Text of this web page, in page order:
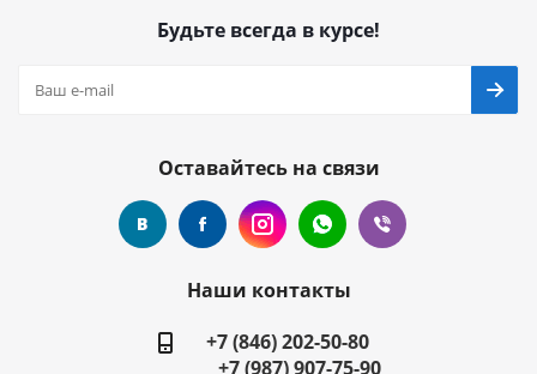
Будьте всегда в курсе!
Оставайтесь на связи
Наши контакты
+7 (846) 202-50-80
+7 (987) 907-75-90